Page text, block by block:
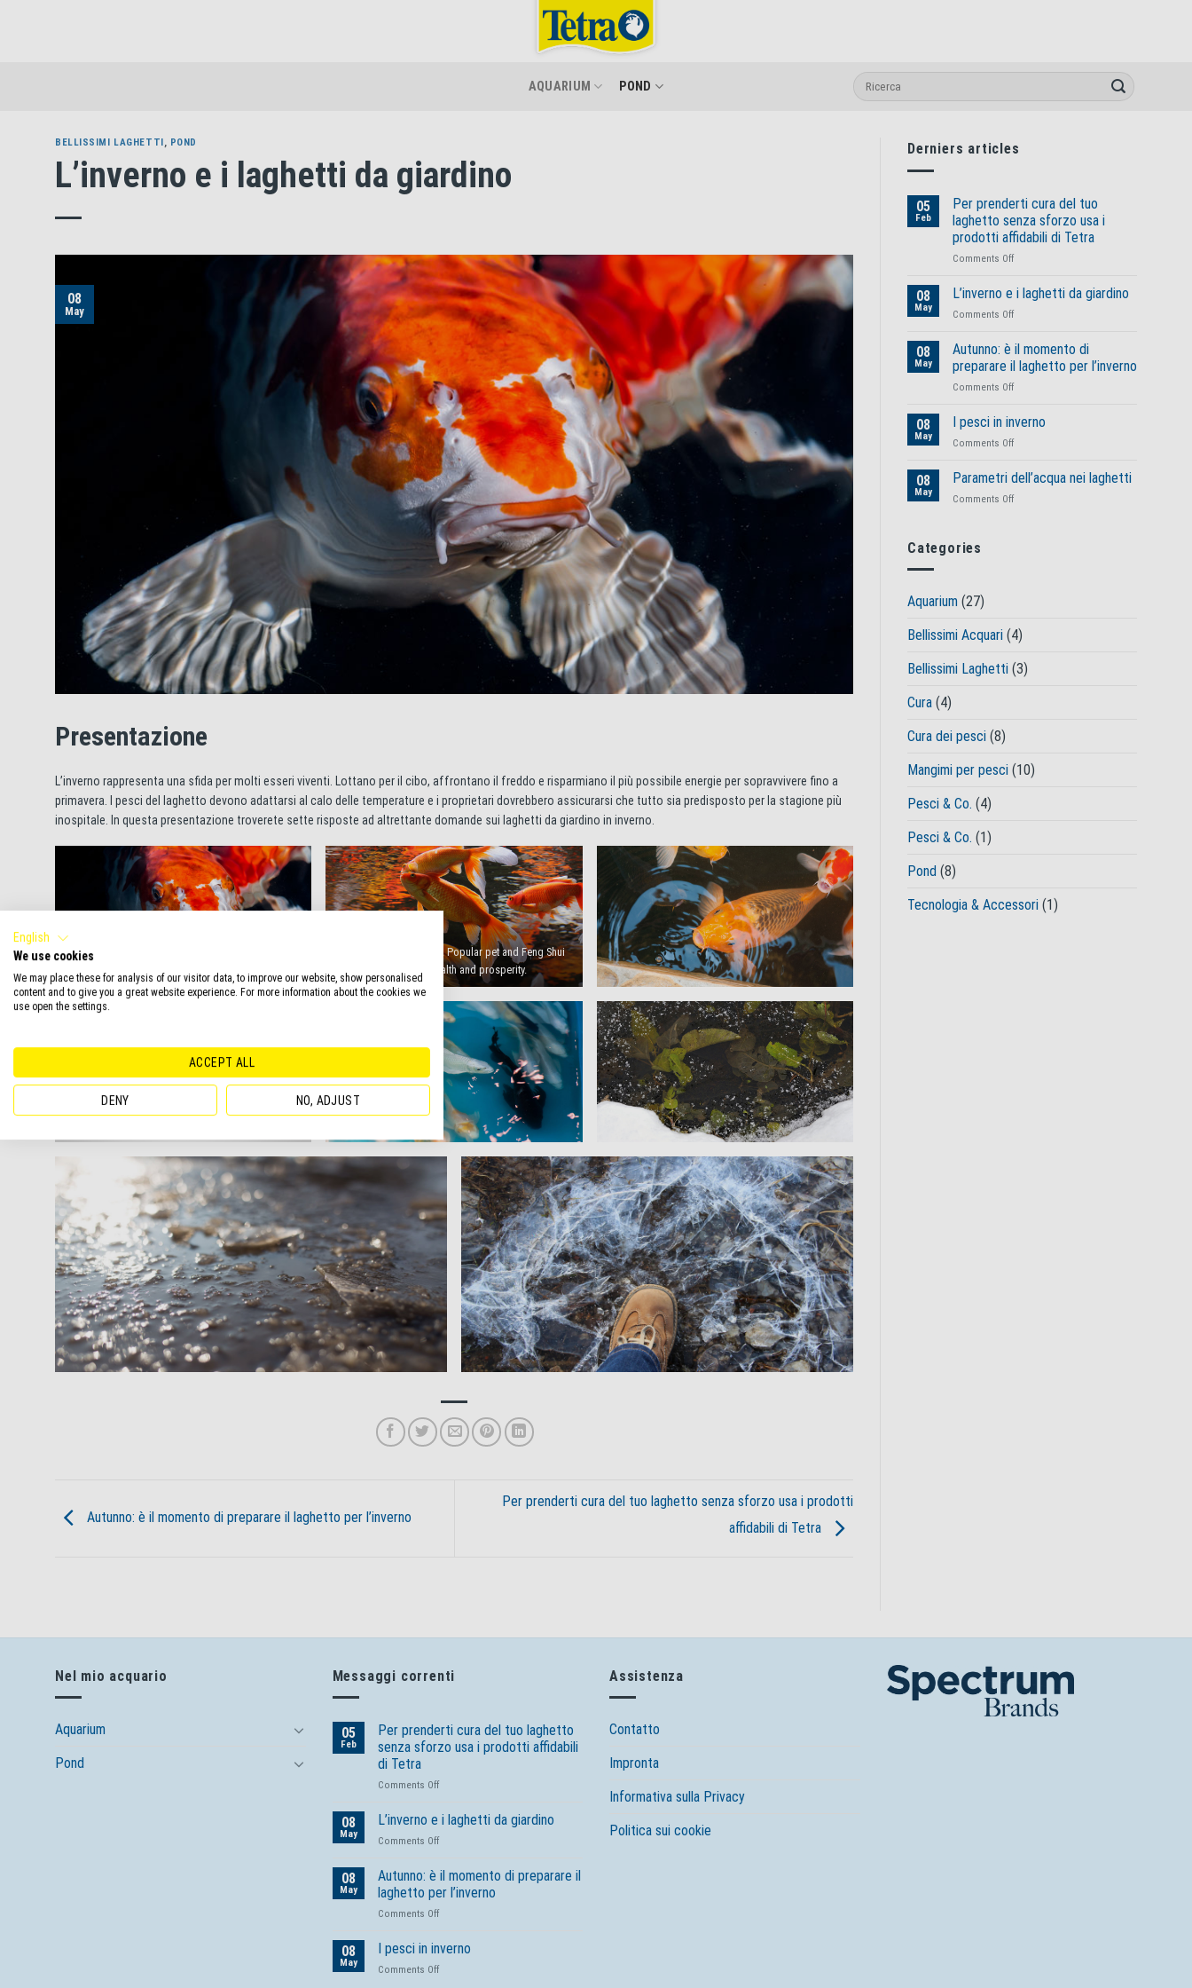
AQUARIUM POND
BELLISSIMI LAGHETTI, POND
L’inverno e i laghetti da giardino
08
May
Presentazione
L’inverno rappresenta una sfida per molti esseri viventi. Lottano per il cibo, affrontano il freddo e risparmiano il più possibile energie per sopravvivere fino a
primavera. I pesci del laghetto devono adattarsi al calo delle temperature e i proprietari dovrebbero assicurarsi che tutto sia predisposto per la stagione più
inospitale. In questa presentazione troverete sette risposte ad altrettante domande sui laghetti da giardino in inverno.
Gold Fish in aquarium. Popular pet and Feng Shui
symbol of wealth and prosperity.
Autunno: è il momento di preparare il laghetto per l’inverno
Per prenderti cura del tuo laghetto senza sforzo usa i prodotti
affidabili di Tetra
Derniers articles
05
Feb
Per prenderti cura del tuo
laghetto senza sforzo usa i
prodotti affidabili di Tetra
Comments Offon
prenderti
laghetto
senza
prodotti
affidabili
08
May
L’inverno e i laghetti da giardino
Comments Offon
e
i
laghetti
da
08
May
Autunno: è il momento di
preparare il laghetto per l’inverno
Comments Offon
preparare
08
May
I pesci in inverno
Comments Offon
pesci
08
May
Parametri dell’acqua nei laghetti
Comments Offon
Categories
Aquarium (27)
Bellissimi Acquari (4)
Bellissimi Laghetti (3)
Cura (4)
Cura dei pesci (8)
Mangimi per pesci (10)
Pesci & Co. (4)
Pesci & Co. (1)
Pond (8)
Tecnologia & Accessori (1)
Nel mio acquario
Aquarium
Pond
Messaggi correnti
05
Feb
Per prenderti cura del tuo laghetto
senza sforzo usa i prodotti affidabili
di Tetra
Comments Offon
prenderti
del
laghetto
senza
usa
prodotti
affidabili
08
May
L’inverno e i laghetti da giardino
Comments Offon
e
laghetti
da
08
May
Autunno: è il momento di preparare il
laghetto per l’inverno
Comments Offon
è
momento
08
May
I pesci in inverno
Comments Offon
Assistenza
Contatto
Impronta
Informativa sulla Privacy
Politica sui cookie
English
We use cookies
We may place these for analysis of our visitor data, to improve our website, show personalised
content and to give you a great website experience. For more information about the cookies we
use open the settings.
ACCEPT ALL
DENY NO, ADJUST